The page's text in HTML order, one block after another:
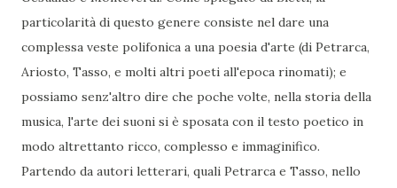
particolarità di questo genere consiste nel dare una
complessa veste polifonica a una poesia d'arte (di Petrarca,
Ariosto, Tasso, e molti altri poeti all'epoca rinomati); e
possiamo senz'altro dire che poche volte, nella storia della
musica, l'arte dei suoni si è sposata con il testo poetico in
modo altrettanto ricco, complesso e immaginifico.
Partendo da autori letterari, quali Petrarca e Tasso, nello